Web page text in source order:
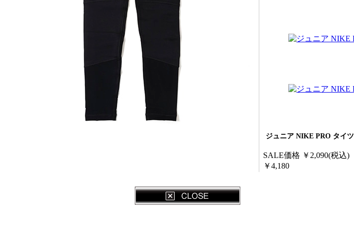
ジュニア NIKE PRO タイツ
SALE価格 ￥2,090(税込)
￥4,180